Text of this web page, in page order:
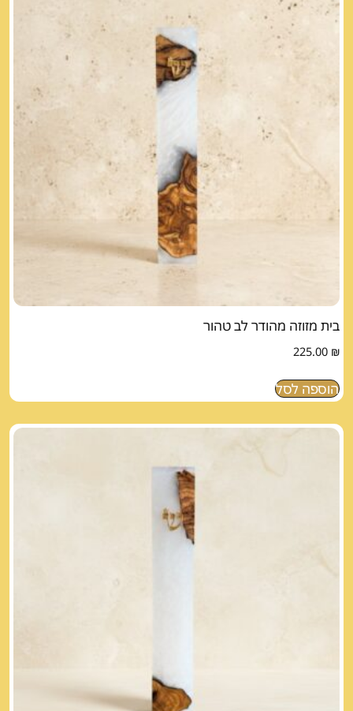
בית מזוזה מהודר לב טהור
225.00 ₪
הוספה לסל